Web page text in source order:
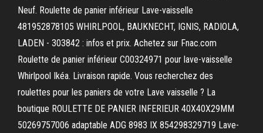
Neuf. Roulette de panier inférieur Lave-vaisselle
481952878105 WHIRLPOOL, BAUKNECHT, IGNIS, RADIOLA,
LADEN - 303842 : infos et prix. Achetez sur Fnac.com
Roulette de panier inférieur C00324971 pour lave-vaisselle
Whirlpool Ikéa. Livraison rapide. Vous recherchez des
roulettes pour les paniers de votre Lave vaisselle ? La
boutique ROULETTE DE PANIER INFERIEUR 40X40X29MM
50269757006 adaptable ADG 8983 IX 854298329719 Lave-